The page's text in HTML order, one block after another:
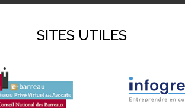
SITES UTILES